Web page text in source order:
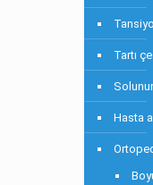
Tartı
Hasta